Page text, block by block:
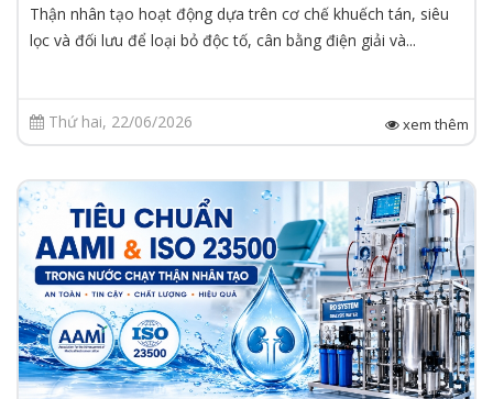
Thận nhân tạo hoạt động dựa trên cơ chế khuếch tán, siêu
lọc và đối lưu để loại bỏ độc tố, cân bằng điện giải và...
Thứ hai, 22/06/2026 xem thêm